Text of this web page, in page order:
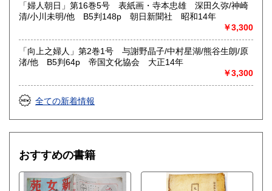
「婦人朝日」第16巻5号 表紙画・寺本忠雄 深田久弥/神崎
清/小川未明/他 B5判148p 朝日新聞社 昭和14年
￥3,300
「向上之婦人」第2巻1号 与謝野晶子/中村星湖/熊谷生朗/原
渚/他 B5判64p 帝国文化協会 大正14年
￥3,300
全ての新着情報
おすすめの書籍